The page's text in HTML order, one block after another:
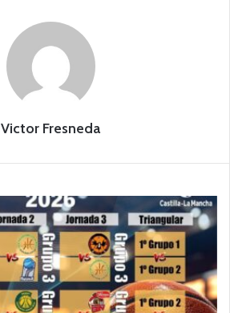
Victor Fresneda